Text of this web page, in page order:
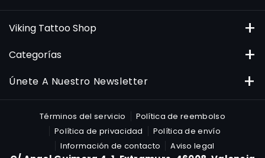
m
Viking Tattoo Shop
C/ Angel Guimera 4, Extramurs, 46008, Valencia
pedidos@vikingtattooshop.com
Categorías
Tintas
Cartuchos
Máquinas
Material para el Estudio
Únete A Nuestro Newsletter
Al suscribirte, aceptas nuestra Política de Privacidad.
Términos del servicio
Política de reembolso
Política de privacidad
Política de envío
Información de contacto
Aviso legal